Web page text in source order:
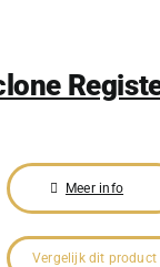
Meer info
Vergelijk dit product